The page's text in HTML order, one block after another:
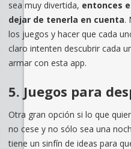
sea muy divertida, entonces
dejar de tenerla en cuenta.
los juegos y hacer que cada
claro intenten descubrir cada
armar con esta app.
5. Juegos para
Otra gran opción si lo que
no cese y no sólo sea una
tiene un sinfín de ideas para